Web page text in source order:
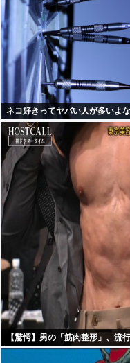
ネコ好きってヤバい人が多いよな
【驚愕】男の「筋肉整形」、流